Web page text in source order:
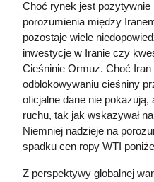
Choć rynek jest pozytywnie
porozumienia między
pozostaje wiele
inwestycje w Iranie czy
Cieśninie Ormuz. Choć
odblokowywaniu cieśniny
oficjalne dane nie pokazują,
ruchu, tak jak wskazywał
Niemniej nadzieje na
spadku cen ropy WTI
Z perspektywy globalnej